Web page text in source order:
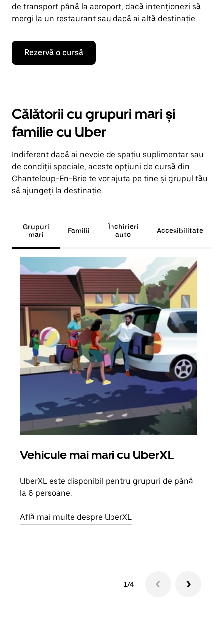
de transport până la aeroport, dacă intenționezi să
mergi la un restaurant sau dacă ai altă destinație.
Rezervă o cursă
Călătorii cu grupuri mari și
familie cu Uber
Indiferent dacă ai nevoie de spațiu suplimentar sau
de condiții speciale, aceste opțiuni de cursă din
Chanteloup-En-Brie te vor ajuta pe tine și grupul tău
să ajungeți la destinație.
Grupuri
mari
Familii
Închirieri
auto
Accesibilitate
Vehicule mai mari cu UberXL
UberXL este disponibil pentru grupuri de până
la 6 persoane.
Află mai multe despre UberXL
1/4